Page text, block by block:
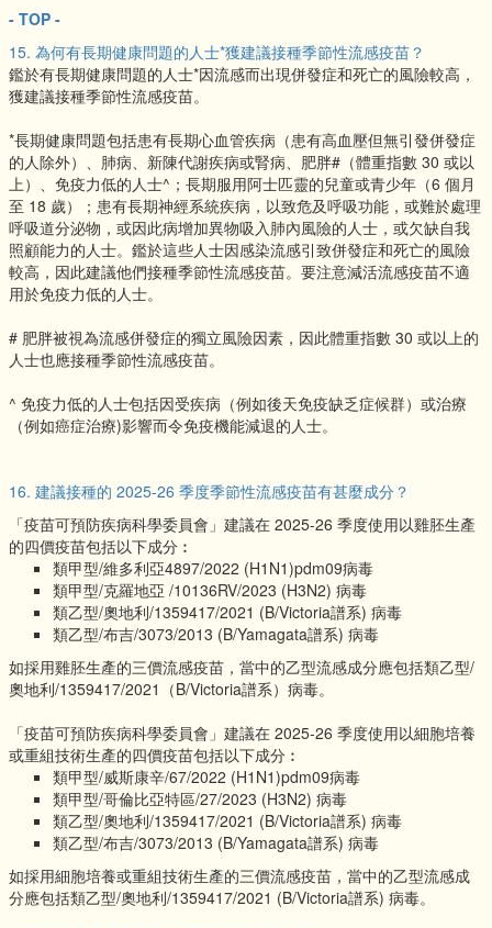
- TOP -
15. 為何有長期健康問題的人士*獲建議接種季節性流感疫苗？
鑑於有長期健康問題的人士*因流感而出現併發症和死亡的風險較高，
獲建議接種季節性流感疫苗。
*長期健康問題包括患有長期心血管疾病（患有高血壓但無引發併發症
的人除外）、肺病、新陳代謝疾病或腎病、肥胖#（體重指數 30 或以
上）、免疫力低的人士^；長期服用阿士匹靈的兒童或青少年（6 個月
至 18 歲）；患有長期神經系統疾病，以致危及呼吸功能，或難於處理
呼吸道分泌物，或因此病增加異物吸入肺內風險的人士，或欠缺自我
照顧能力的人士。鑑於這些人士因感染流感引致併發症和死亡的風險
較高，因此建議他們接種季節性流感疫苗。要注意減活流感疫苗不適
用於免疫力低的人士。
# 肥胖被視為流感併發症的獨立風險因素，因此體重指數 30 或以上的
人士也應接種季節性流感疫苗。
^ 免疫力低的人士包括因受疾病（例如後天免疫缺乏症候群）或治療
（例如癌症治療)影響而令免疫機能減退的人士。
16. 建議接種的 2025-26 季度季節性流感疫苗有甚麼成分？
「疫苗可預防疾病科學委員會」建議在 2025-26 季度使用以雞胚生產
的四價疫苗包括以下成分︰
類甲型/維多利亞4897/2022 (H1N1)pdm09病毒
類甲型/克羅地亞 /10136RV/2023 (H3N2) 病毒
類乙型/奧地利/1359417/2021 (B/Victoria譜系) 病毒
類乙型/布吉/3073/2013 (B/Yamagata譜系) 病毒
如採用雞胚生產的三價流感疫苗，當中的乙型流感成分應包括類乙型/
奧地利/1359417/2021（B/Victoria譜系）病毒。
「疫苗可預防疾病科學委員會」建議在 2025-26 季度使用以細胞培養
或重組技術生產的四價疫苗包括以下成分︰
類甲型/威斯康辛/67/2022 (H1N1)pdm09病毒
類甲型/哥倫比亞特區/27/2023 (H3N2) 病毒
類乙型/奧地利/1359417/2021 (B/Victoria譜系) 病毒
類乙型/布吉/3073/2013 (B/Yamagata譜系) 病毒
如採用細胞培養或重組技術生產的三價流感疫苗，當中的乙型流感成
分應包括類乙型/奧地利/1359417/2021 (B/Victoria譜系) 病毒。